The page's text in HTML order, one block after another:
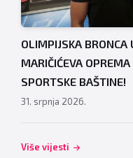
OLIMPIJSKA BRONCA
MARIČIĆEVA
SPORTSKE BAŠTINE!
31. srpnja 2026.
Više vijesti